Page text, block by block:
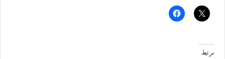
مرتبط